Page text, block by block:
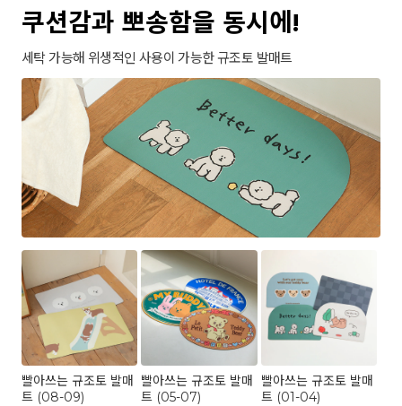
쿠션감과 뽀송함을 동시에!
세탁 가능해 위생적인 사용이 가능한 규조토 발매트
빨아쓰는 규조토 발매
트 (08-09)
빨아쓰는 규조토 발매
트 (05-07)
빨아쓰는 규조토 발매
트 (01-04)